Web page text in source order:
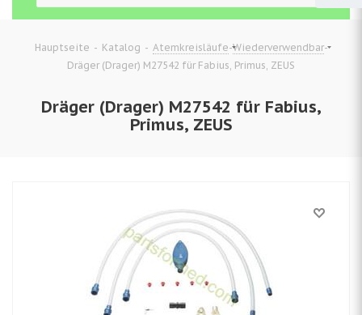
Hauptseite - Katalog - Atemkreisläufe-Wiederverwendbar-
Dräger (Drager) M27542 für Fabius, Primus, ZEUS
Dräger (Drager) M27542 für Fabius,
Primus, ZEUS